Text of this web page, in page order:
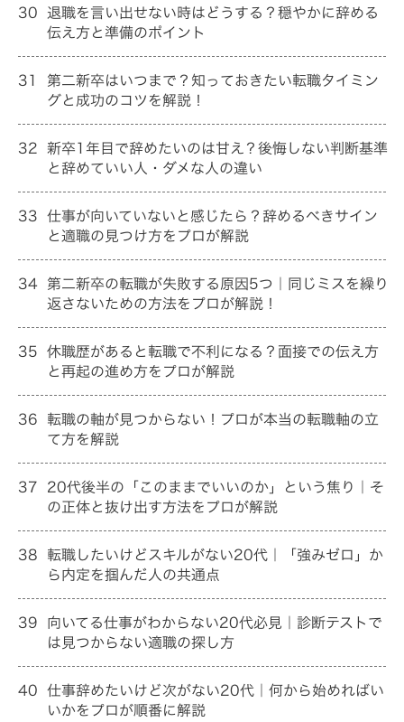
30 退職を言い出せない時はどうする？穏やかに辞める
伝え方と準備のポイント
31
第二新卒はいつまで？知っておきたい転職タイミン
グと成功のコツを解説！
32 新卒1年目で辞めたいのは甘え？後悔しない判断基準
と辞めていい人・ダメな人の違い
33 仕事が向いていないと感じたら？辞めるべきサイン
と適職の見つけ方をプロが解説
34 第二新卒の転職が失敗する原因5つ｜同じミスを繰り
返さないための方法をプロが解説！
35 休職歴があると転職で不利になる？面接での伝え方
と再起の進め方をプロが解説
36 転職の軸が見つからない！プロが本当の転職軸の立
て方を解説
37 20代後半の「このままでいいのか」という焦り｜そ
の正体と抜け出す方法をプロが解説
38 転職したいけどスキルがない20代｜「強みゼロ」か
ら内定を掴んだ人の共通点
39 向いてる仕事がわからない20代必見｜診断テストで
は見つからない適職の探し方
40 仕事辞めたいけど次がない20代｜何から始めればい
いかをプロが順番に解説